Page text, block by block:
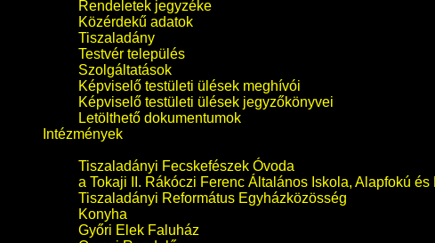
Rendeletek jegyzéke
Közérdekű adatok
Tiszaladány
Testvér település
Szolgáltatások
Képviselő testületi ülések meghívói
Képviselő testületi ülések jegyzőkönyvei
Letölthető dokumentumok
Intézmények
Tiszaladányi Fecskefészek Óvoda
a Tokaji II. Rákóczi Ferenc Általános Iskola, Alapfokú
Tiszaladányi Református Egyházközösség
Konyha
Győri Elek Faluház